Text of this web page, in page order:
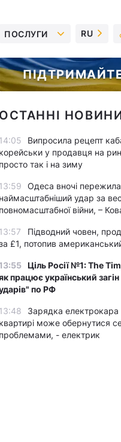
ПОСЛУГИ RU
ОСТАННІ
14:05
Випросила рецепт
корейськи у продавця на
просто так і на зиму
13:59
Одеса вночі пережила
наймасштабніший удар за
повномасштабної війни, –
13:57
Підводний човен,
£1, потопив
13:55 Ціль Росії №1: The
працює український
по РФ
13:48
Зарядка електрокара
квартирі може обернутися
проблемами, - електрик